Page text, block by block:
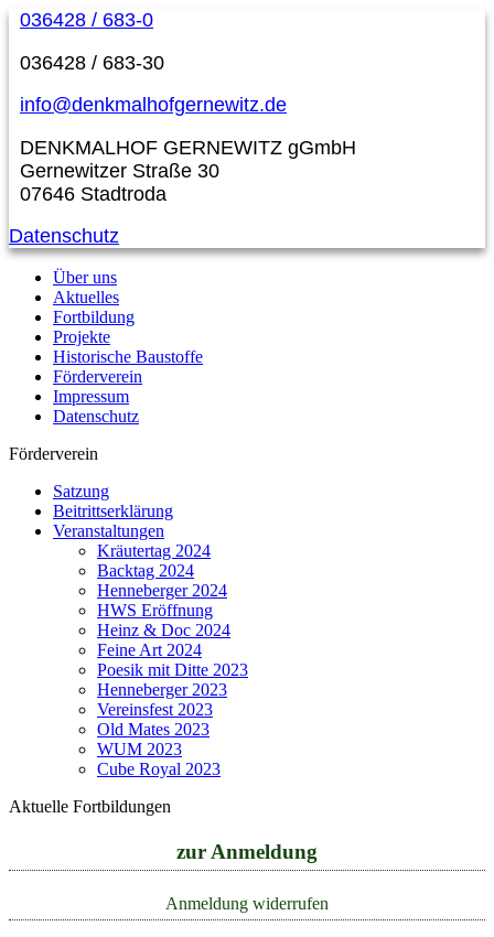
036428 / 683-0
036428 / 683-30
info@denkmalhofgernewitz.de
DENKMALHOF GERNEWITZ gGmbH
Gernewitzer Straße 30
07646 Stadtroda
Datenschutz
Über uns
Aktuelles
Fortbildung
Projekte
Historische Baustoffe
Förderverein
Impressum
Datenschutz
Förderverein
Satzung
Beitrittserklärung
Veranstaltungen
Kräutertag 2024
Backtag 2024
Henneberger 2024
HWS Eröffnung
Heinz & Doc 2024
Feine Art 2024
Poesik mit Ditte 2023
Henneberger 2023
Vereinsfest 2023
Old Mates 2023
WUM 2023
Cube Royal 2023
Aktuelle Fortbildungen
zur Anmeldung
Anmeldung widerrufen